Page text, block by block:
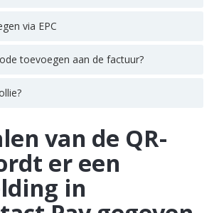
via EPC
toevoegen aan de factuur?
van de QR-
er een
in